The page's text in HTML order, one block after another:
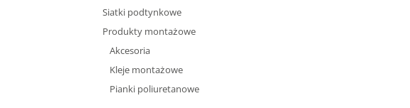
Siatki podtynkowe
Produkty montażowe
Akcesoria
Kleje montażowe
Pianki poliuretanowe